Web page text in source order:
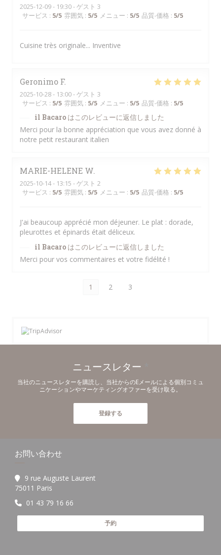
2025-12-09- 19:30 - ゲスト 3
サービス : 5/5 雰囲気 : 5/5 メニュー : 5/5 品質-価格 : 5/5
Cuisine très originale... Inventive
Geronimo F
2025-10-28- 13:00 - ゲスト 3
サービス : 5/5 雰囲気 : 5/5 メニュー : 5/5 品質-価格 : 5/5
il Bacaro はこのレビューに返信しました
Merci pour la bonne appréciation que vous avez donné à
notre petit restaurant italien
MARIE-HELENE W
2025-10-14- 13:15 - ゲスト 2
サービス : 5/5 雰囲気 : 5/5 メニュー : 5/5 品質-価格 : 5/5
J'ai beaucoup apprécié mon déjeuner. Le plat : dorade,
pleurottes et épinards était déliceux.
il Bacaro はこのレビューに返信しました
Merci pour vos commentaires et votre fidélité !
1 2 3
ニュースレター
当社のニュースレターを購読し、当社からのEメールによる個別コミュ
ニケーションやマーケティングオファーを受け取る。
登録する
お問い合わせ
9 rue Auguste Laurent
75011 Paris
01 43 79 16 66
予約